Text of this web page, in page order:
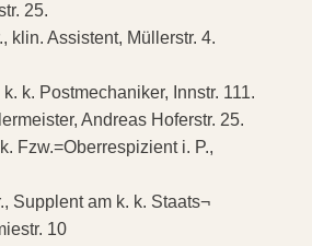
25.
klin. Assistent, Müllerstr. 4.
k. Postmechaniker, Innstr. 111.
Andreas Hoferstr. 25.
Fzw.=Oberrespizient i. P.,
Supplent am k. k. Staats¬
10